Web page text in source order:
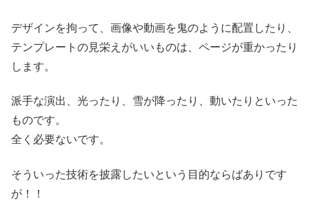
デザインを拘って、画像や動画を鬼のように配置したり、
テンプレートの見栄えがいいものは、ページが重かったり
します。
派手な演出、光ったり、雪が降ったり、動いたりといった
ものです。
全く必要ないです。
そういった技術を披露したいという目的ならばありです
が！！